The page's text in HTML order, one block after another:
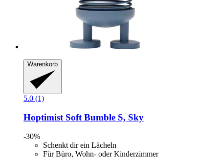
Warenkorb
5.0 (1)
Hoptimist Soft Bumble S, Sky
-30%
Schenkt dir ein Lächeln
Für Büro, Wohn- oder Kinderzimmer